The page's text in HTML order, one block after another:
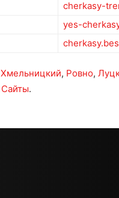
cherkasy-
yes-
Хмельницкий, Ровно,
Сайты.